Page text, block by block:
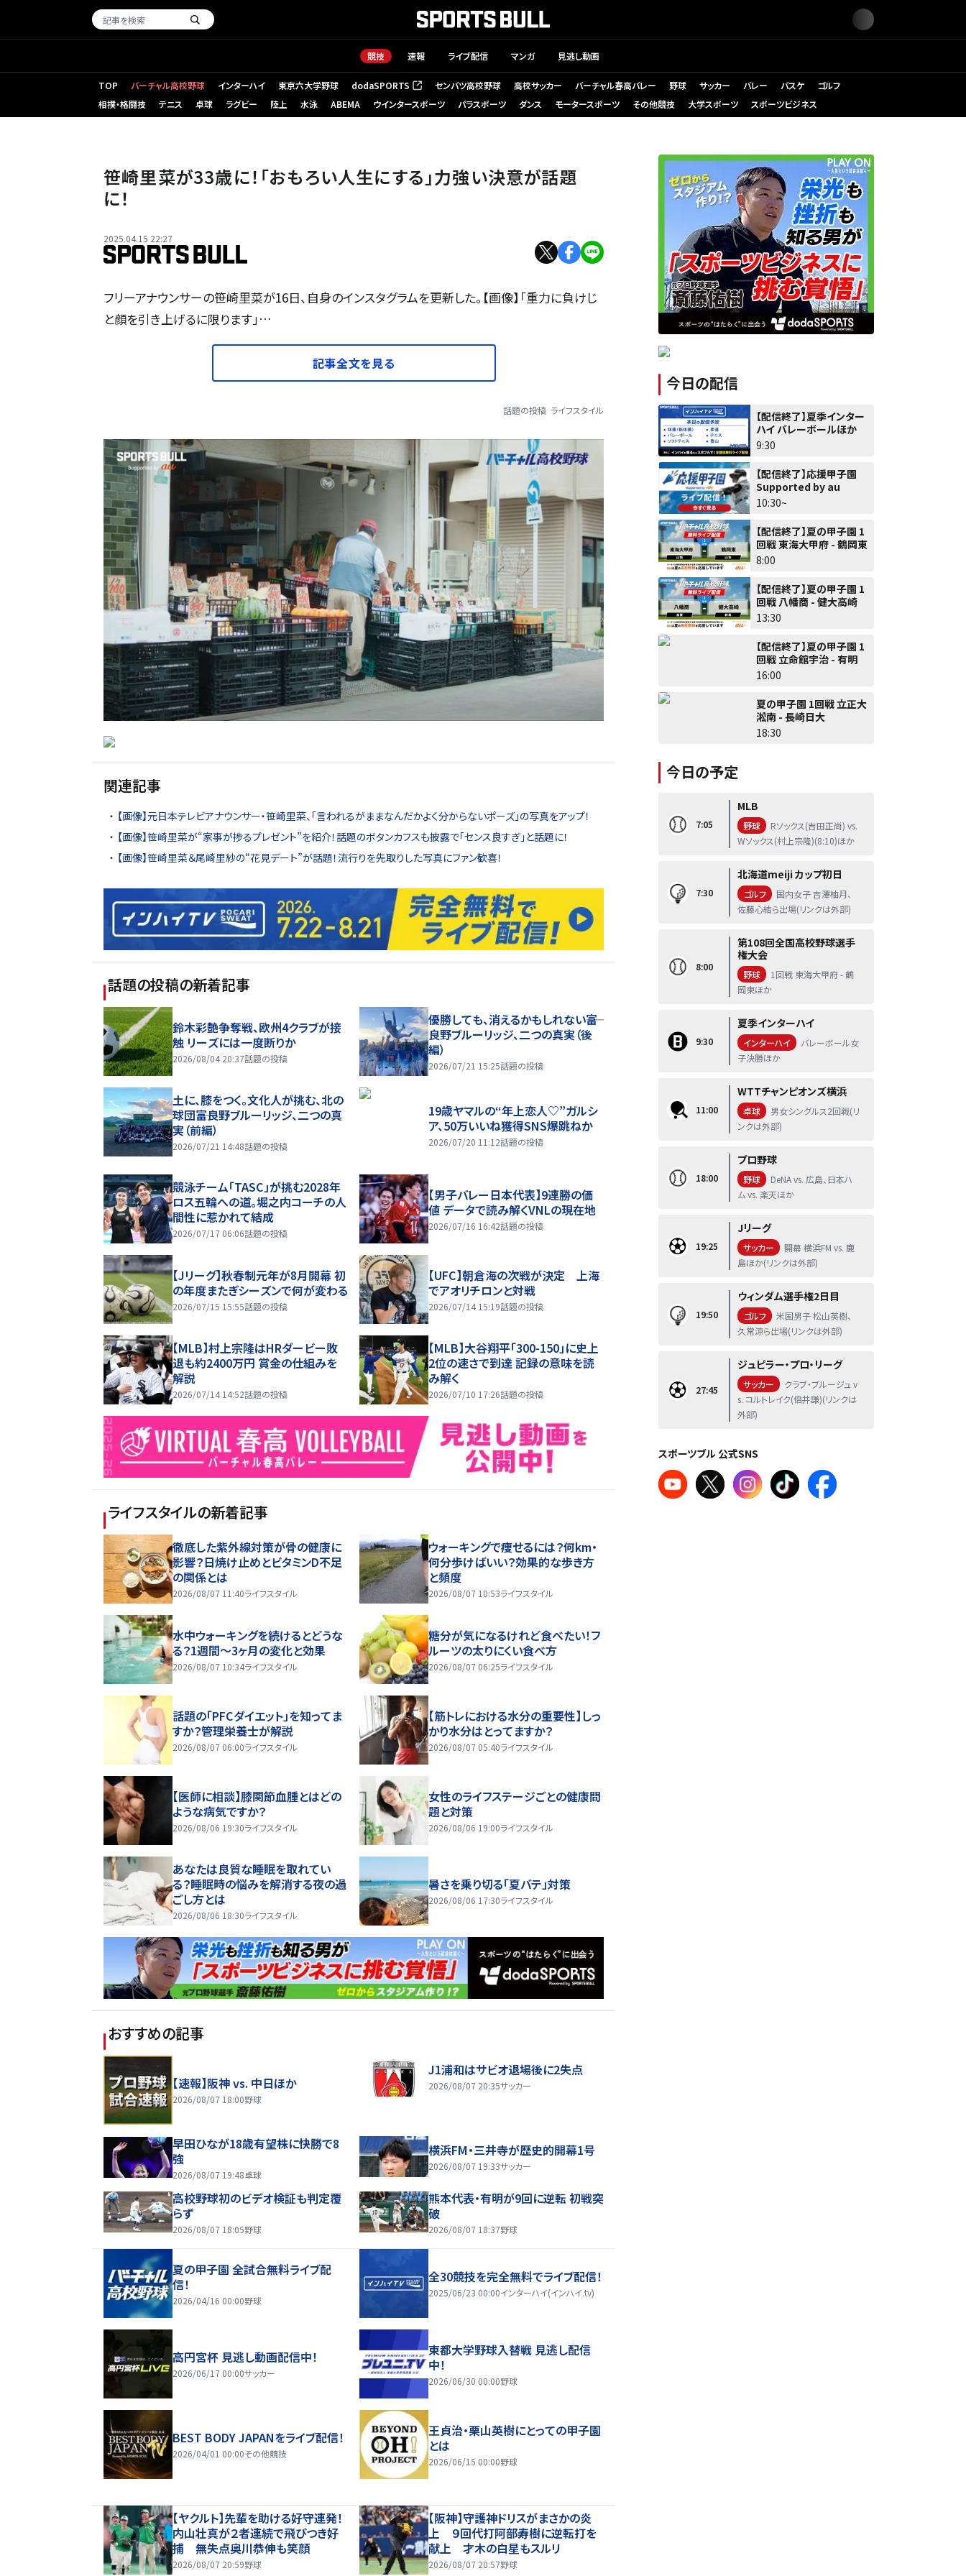
競技 速報 ライブ配信 マンガ 見逃し動画
TOP バーチャル高校野球 インターハイ 東京六大学野球 dodaSPORTS
（新しいタブで開く） センバツ高校野球 高校サッカー バーチャル春高バレー 野球 サッカー バレー バスケ
ゴルフ
相撲・格闘技
テニス 卓球 ラグビー 陸上 水泳 ABEMA ウインタースポーツ パラスポーツ ダンス モータースポーツ その他競技 大学スポーツ スポーツビジネス
笹崎里菜が33歳に！「おもろい人生にする」力強い決意が話題
に！
2025.04.15 22:27
フリーアナウンサーの笹崎里菜が16日、自身のインスタグラムを更新した。【画像】「重力に負けじ
と顔を引き上げるに限ります」…
記事全文を見る
話題の投稿 ライフスタイル
関連記事
【画像】元日本テレビアナウンサー・笹崎里菜、「言われるがままなんだかよく分からないポーズ」の写真をアップ！
【画像】笹崎里菜が“家事が捗るプレゼント”を紹介！話題のボタンカフスも披露で「センス良すぎ」と話題に！
【画像】笹崎里菜＆尾崎里紗の“花見デート”が話題！流行りを先取りした写真にファン歓喜！
話題の投稿の新着記事
鈴木彩艶争奪戦、欧州4クラブが接
触 リーズには一度断りか
2026/08/04 20:37話題の投稿
優勝しても、消えるかもしれない――富
良野ブルーリッジ、二つの真実（後
編）
2026/07/21 15:25話題の投稿
土に、膝をつく。文化人が挑む、北の
球団――富良野ブルーリッジ、二つの真
実（前編）
2026/07/21 14:48話題の投稿
19歳ヤマルの“年上恋人♡”ガルシ
ア、50万いいね獲得SNS爆跳ねか
2026/07/20 11:12話題の投稿
競泳チーム「TASC」が挑む2028年
ロス五輪への道。堀之内コーチの人
間性に惹かれて結成
2026/07/17 06:06話題の投稿
【男子バレー日本代表】9連勝の価
値 データで読み解くVNLの現在地
2026/07/16 16:42話題の投稿
【Jリーグ】秋春制元年が8月開幕 初
の年度またぎシーズンで何が変わる
2026/07/15 15:55話題の投稿
【UFC】朝倉海の次戦が決定 上海
でアオリチロンと対戦
2026/07/14 15:19話題の投稿
【MLB】村上宗隆はHRダービー敗
退も約2400万円 賞金の仕組みを
解説
2026/07/14 14:52話題の投稿
【MLB】大谷翔平「300-150」に史上
2位の速さで到達 記録の意味を読
み解く
2026/07/10 17:26話題の投稿
ライフスタイルの新着記事
徹底した紫外線対策が骨の健康に
影響？日焼け止めとビタミンD不足
の関係とは
2026/08/07 11:40ライフスタイル
ウォーキングで痩せるには？何km・
何分歩けばいい？効果的な歩き方
と頻度
2026/08/07 10:53ライフスタイル
水中ウォーキングを続けるとどうな
る？1週間～3ヶ月の変化と効果
2026/08/07 10:34ライフスタイル
糖分が気になるけれど食べたい！フ
ルーツの太りにくい食べ方
2026/08/07 06:25ライフスタイル
話題の「PFCダイエット」を知ってま
すか？管理栄養士が解説
2026/08/07 06:00ライフスタイル
【筋トレにおける水分の重要性】しっ
かり水分はとってますか？
2026/08/07 05:40ライフスタイル
【医師に相談】膝関節血腫とはどの
ような病気ですか？
2026/08/06 19:30ライフスタイル
女性のライフステージごとの健康問
題と対策
2026/08/06 19:00ライフスタイル
あなたは良質な睡眠を取れてい
る？睡眠時の悩みを解消する夜の過
ごし方とは
2026/08/06 18:30ライフスタイル
暑さを乗り切る「夏バテ」対策
2026/08/06 17:30ライフスタイル
おすすめの記事
【速報】阪神 vs. 中日ほか
2026/08/07 18:00野球
J1浦和はサビオ退場後に2失点
2026/08/07 20:35サッカー
早田ひなが18歳有望株に快勝で8
強
2026/08/07 19:48卓球
横浜FM・三井寺が歴史的開幕1号
2026/08/07 19:33サッカー
高校野球初のビデオ検証も判定覆
らず
2026/08/07 18:05野球
熊本代表・有明が9回に逆転 初戦突
破
2026/08/07 18:37野球
夏の甲子園 全試合無料ライブ配
信！
2026/04/16 00:00野球
全30競技を完全無料でライブ配信！
2025/06/23 00:00インターハイ(インハイ.tv)
高円宮杯 見逃し動画配信中！
2026/06/17 00:00サッカー
東都大学野球入替戦 見逃し配信
中！
2026/06/30 00:00野球
BEST BODY JAPANをライブ配信！
2026/04/01 00:00その他競技
王貞治・栗山英樹にとっての甲子園
とは
2026/06/15 00:00野球
【ヤクルト】先輩を助ける好守連発！
内山壮真が２者連続で飛びつき好
捕 無失点奥川恭伸も笑顔
2026/08/07 20:59野球
【阪神】守護神ドリスがまさかの炎
上 ９回代打阿部寿樹に逆転打を
献上 才木の白星もスルリ
2026/08/07 20:57野球
今日の配信
【配信終了】夏季インター
ハイ バレーボールほか
9:30
【配信終了】応援甲子園
Supported by au
10:30~
【配信終了】夏の甲子園 1
回戦 東海大甲府 - 鶴岡東
8:00
【配信終了】夏の甲子園 1
回戦 八幡商 - 健大高崎
13:30
【配信終了】夏の甲子園 1
回戦 立命館宇治 - 有明
16:00
夏の甲子園 1回戦 立正大
淞南 - 長崎日大
18:30
今日の予定
7:05
MLB
野球
Rソックス(吉田正尚) vs.
Wソックス(村上宗隆)(8:10)ほか
7:30
北海道meiji カップ初日
ゴルフ
国内女子 吉澤柚月、
佐藤心結ら出場(リンクは外部)
8:00
第108回全国高校野球選手
権大会
野球
1回戦 東海大甲府 - 鶴
岡東ほか
9:30
夏季インターハイ
インターハイ
バレーボール女
子決勝ほか
11:00
WTTチャンピオンズ横浜
卓球
男女シングルス2回戦(リ
ンクは外部)
18:00
プロ野球
野球
DeNA vs. 広島、日本ハ
ム vs. 楽天ほか
19:25
Jリーグ
サッカー
開幕 横浜FM vs. 鹿
島ほか(リンクは外部)
19:50
ウィンダム選手権2日目
ゴルフ
米国男子 松山英樹、
久常涼ら出場(リンクは外部)
27:45
ジュピラー・プロ・リーグ
サッカー
クラブ・ブルージュ v
s. コルトレイク(倍井謙)(リンクは
外部)
スポーツブル 公式SNS